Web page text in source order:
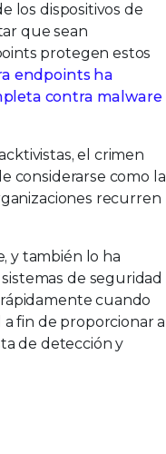
los dispositivos de
que sean
protegen estos
endpoints ha
contra malware
el crimen
considerarse como la
recurren
y también lo ha
de seguridad
cuando
fin de proporcionar a
de detección y